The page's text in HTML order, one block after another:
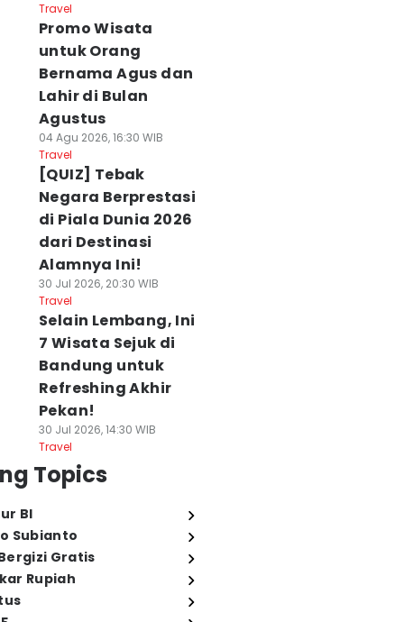
Travel
Promo Wisata
untuk Orang
Bernama Agus dan
Lahir di Bulan
Agustus
04 Agu 2026, 16:30 WIB
Travel
[QUIZ] Tebak
Negara Berprestasi
di Piala Dunia 2026
dari Destinasi
Alamnya Ini!
30 Jul 2026, 20:30 WIB
Travel
Selain Lembang, Ini
7 Wisata Sejuk di
Bandung untuk
Refreshing Akhir
Pekan!
30 Jul 2026, 14:30 WIB
Travel
Topics
BI
Subianto
Gratis
Rupiah